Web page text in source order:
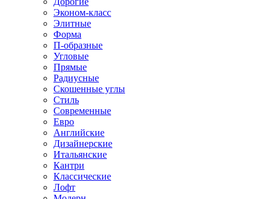
Эконом-класс
Элитные
Форма
П-образные
Угловые
Прямые
Радиусные
Скошенные углы
Стиль
Современные
Евро
Английские
Дизайнерские
Итальянские
Кантри
Классические
Лофт